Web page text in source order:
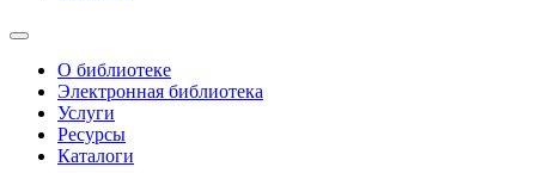
О библиотеке
Электронная библиотека
Услуги
Ресурсы
Каталоги